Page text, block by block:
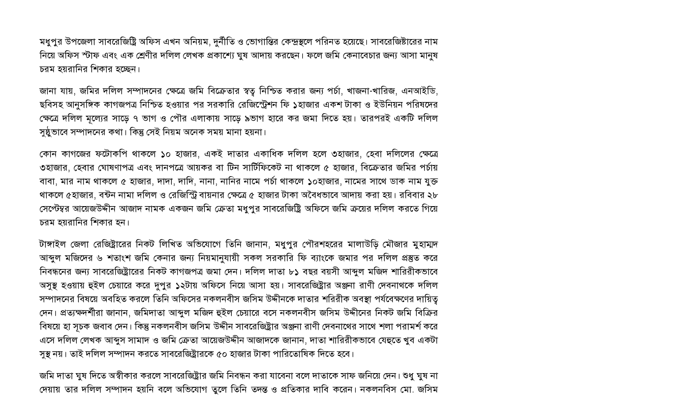
মধুপুর উপজেলা সাবরেজিষ্ট্রি অফিস এখন অনিয়ম, দুর্নীতি ও ভোগান্তির কেন্দ্রস্থলে পরিনত হয়েছে। সাবরেজিষ্টারের নাম
নিয়ে অফিস স্টাফ এবং এক শ্রেণীর দলিল লেখক প্রকাশ্যে ঘুষ আদায় করছেন। ফলে জমি কেনাবেচার জন্য আসা মানুষ
চরম হয়রানির শিকার হচ্ছেন।
জানা যায়, জমির দলিল সম্পাদনের ক্ষেত্রে জমি বিক্রেতার স্বত্ব নিশ্চিত করার জন্য পর্চা, খাজনা-খারিজ, এনআইডি,
ছবিসহ আনুসঙ্গিক কাগজপত্র নিশ্চিত হওয়ার পর সরকারি রেজিস্ট্রেশন ফি ১হাজার একশ টাকা ও ইউনিয়ন পরিষদের
ক্ষেত্রে দলিল মূল্যের সাড়ে ৭ ভাগ ও পৌর এলাকায় সাড়ে ৯ভাগ হারে কর জমা দিতে হয়। তারপরই একটি দলিল
সুষ্ঠুভাবে সম্পাদনের কথা। কিন্তু সেই নিয়ম অনেক সময় মানা হয়না।
কোন কাগজের ফটোকপি থাকলে ১০ হাজার, একই দাতার একাধিক দলিল হলে ৩হাজার, হেবা দলিলের ক্ষেত্রে
৩হাজার, হেবার ঘোষণাপত্র এবং দানপত্রে আয়কর বা টিন সার্টিফিকেট না থাকলে ৫ হাজার, বিক্রেতার জমির পর্চায়
বাবা, মার নাম থাকলে ৫ হাজার, দাদা, দাদি, নানা, নানির নামে পর্চা থাকলে ১০হাজার, নামের সাথে ডাক নাম যুক্ত
থাকলে ৫হাজার, বন্টন নামা দলিল ও রেজিস্ট্রি বায়নার ক্ষেত্রে ৫ হাজার টাকা অবৈধভাবে আদায় করা হয়। রবিবার ২৮
সেপ্টেম্বর আয়েজউদ্দীন আজাদ নামক একজন জমি ক্রেতা মধুপুর সাবরেজিষ্ট্রি অফিসে জমি ক্রয়ের দলিল করতে গিয়ে
চরম হয়রানির শিকার হন।
টাঙ্গাইল জেলা রেজিষ্ট্রারের নিকট লিখিত অভিযোগে তিনি জানান, মধুপুর পৌরশহরের মালাউড়ি মৌজার মুহাম্মদ
আব্দুল মজিদের ৬ শতাংশ জমি কেনার জন্য নিয়মানুযায়ী সকল সরকারি ফি ব্যাংকে জমার পর দলিল প্রস্তুত করে
নিবন্ধনের জন্য সাবরেজিষ্ট্রারের নিকট কাগজপত্র জমা দেন। দলিল দাতা ৮১ বছর বয়সী আব্দুল মজিদ শারিরীকভাবে
অসুস্থ হওয়ায় হুইল চেয়ারে করে দুপুর ১২টায় অফিসে নিয়ে আসা হয়। সাবরেজিষ্ট্রার অঞ্জনা রাণী দেবনাথকে দলিল
সম্পাদনের বিষয়ে অবহিত করলে তিনি অফিসের নকলনবীস জসিম উদ্দীনকে দাতার শরিরীক অবস্থা পর্যবেক্ষণের দায়িত্ব
দেন। প্রত্যক্ষদর্শীরা জানান, জমিদাতা আব্দুল মজিদ হুইল চেয়ারে বসে নকলনবীস জসিম উদ্দীনের নিকট জমি বিক্রির
বিষয়ে হা সূচক জবাব দেন। কিন্তু নকলনবীস জসিম উদ্দীন সাবরেজিষ্ট্রার অঞ্জনা রাণী দেবনাথের সাথে শলা পরামর্শ করে
এসে দলিল লেখক আব্দুস সামাদ ও জমি ক্রেতা আয়েজউদ্দীন আজাদকে জানান, দাতা শারিরীকভাবে যেহুতে খুব একটা
সুস্থ নয়। তাই দলিল সম্পাদন করতে সাবরেজিষ্ট্রারকে ৫০ হাজার টাকা পারিতোষিক দিতে হবে।
জমি দাতা ঘুষ দিতে অস্বীকার করলে সাবরেজিষ্ট্রার জমি নিবন্ধন করা যাবেনা বলে দাতাকে সাফ জনিয়ে দেন। শুধু ঘুষ না
দেয়ায় তার দলিল সম্পাদন হয়নি বলে অভিযোগ তুলে তিনি তদন্ত ও প্রতিকার দাবি করেন। নকলনবিস মো. জসিম